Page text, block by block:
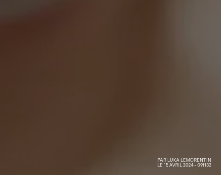
PAR LUKA LEMORENTIN
LE 15 AVRIL 2024 - 09H33